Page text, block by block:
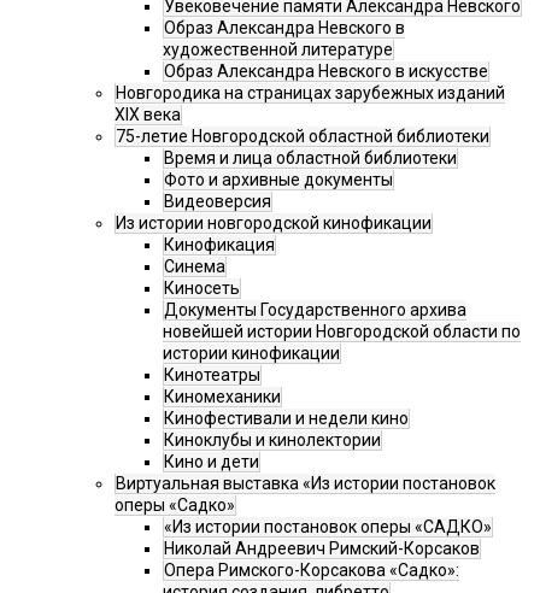
Увековечение памяти Александра Невского
Образ Александра Невского в
художественной литературе
Образ Александра Невского в искусстве
Новгородика на страницах зарубежных изданий
XIX века
75-летие Новгородской областной библиотеки
Время и лица областной библиотеки
Фото и архивные документы
Видеоверсия
Из истории новгородской кинофикации
Кинофикация
Синема
Киносеть
Документы Государственного архива
новейшей истории Новгородской области по
истории кинофикации
Кинотеатры
Киномеханики
Кинофестивали и недели кино
Киноклубы и кинолектории
Кино и дети
Виртуальная выставка «Из истории постановок
оперы «Садко»
«Из истории постановок оперы «САДКО»
Николай Андреевич Римский-Корсаков
Опера Римского-Корсакова «Садко»: